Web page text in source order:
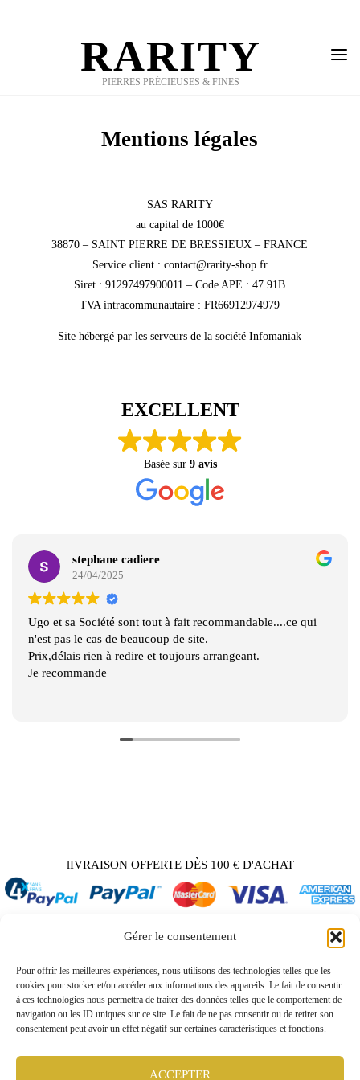
Gérer le consentement
Pour offrir les meilleures expériences, nous utilisons des technologies telles que les
cookies pour stocker et/ou accéder aux informations des appareils. Le fait de consentir
à ces technologies nous permettra de traiter des données telles que le comportement de
navigation ou les ID uniques sur ce site. Le fait de ne pas consentir ou de retirer son
consentement peut avoir un effet négatif sur certaines caractéristiques et fonctions.
ACCEPTER
RARITY
PIERRES PRÉCIEUSES & FINES
Mentions légales
SAS RARITY
au capital de 1000€
38870 – SAINT PIERRE DE BRESSIEUX – FRANCE
Service client : contact@rarity-shop.fr
Siret : 91297497900011 – Code APE : 47.91B
TVA intracommunautaire : FR66912974979
Site hébergé par les serveurs de la société Infomaniak
EXCELLENT
Basée sur 9 avis
stephane cadiere
24/04/2025
Ugo et sa Société sont tout à fait recommandable....ce qui
n'est pas le cas de beaucoup de site.
Prix,délais rien à redire et toujours arrangeant.
Je recommande
lIVRAISON OFFERTE DÈS 100 € D'ACHAT
A propos / Contact
Demande tarif pro / vidéo
Conditions générales
Politique de confidentialité
to
Top